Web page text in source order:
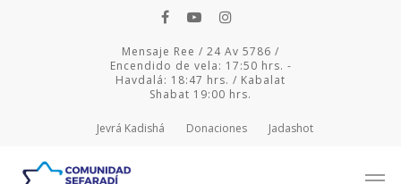
Mensaje Ree / 24 Av 5786 /
Encendido de vela: 17:50 hrs. -
Havdalá: 18:47 hrs. / Kabalat
Shabat 19:00 hrs.
Jevrá Kadishá Donaciones Jadashot